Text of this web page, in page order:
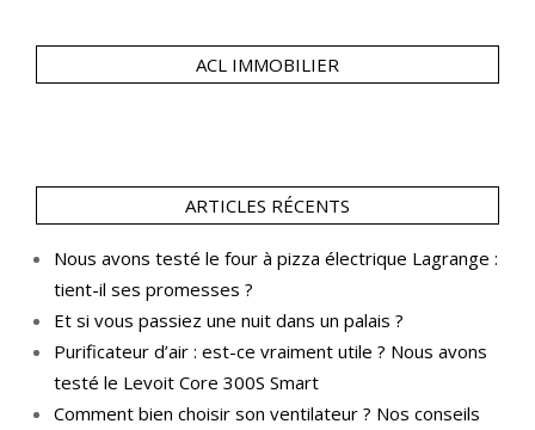
ACL IMMOBILIER
ARTICLES RÉCENTS
Nous avons testé le four à pizza électrique Lagrange :
tient-il ses promesses ?
Et si vous passiez une nuit dans un palais ?
Purificateur d’air : est-ce vraiment utile ? Nous avons
testé le Levoit Core 300S Smart
Comment bien choisir son ventilateur ? Nos conseils